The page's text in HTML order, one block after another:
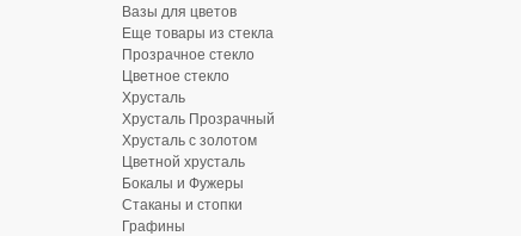
Вазы для цветов
Еще товары из стекла
Прозрачное стекло
Цветное стекло
Хрусталь
Хрусталь Прозрачный
Хрусталь с золотом
Цветной хрусталь
Бокалы и Фужеры
Стаканы и стопки
Графины